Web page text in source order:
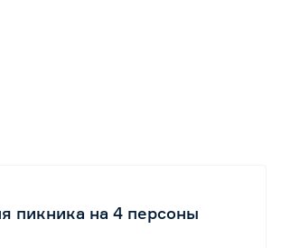
пикника на 4 персоны